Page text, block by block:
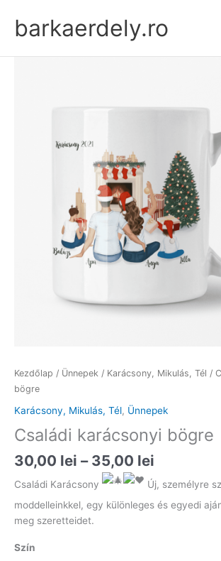
contentbarkaerdely.ro
Kezdőlap / Ünnepek / Karácsony, Mikulás, Tél /
bögre
Karácsony, Mikulás, Tél, Ünnepek
Családi karácsonyi bögre
30,00 lei – 35,00 lei
30,00 lei
-
35,00 lei
Családi Karácsony
Új, személyre
moddelleinkkel, egy különleges és egyedi
meg szeretteidet.
Szín